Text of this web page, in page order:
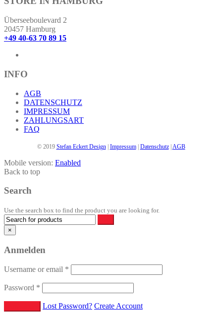
Varianten
auf.
Die
Optionen
werden
Überseeboulevard 2
20457 Hamburg
+49 40-63 70 89 15
INFO
AGB
DATENSCHUTZ
IMPRESSUM
ZAHLUNGSART
FAQ
© 2019 Stefan Eckert Design| Impressum| Datenschutz| AGB
Mobile version: Enabled
Back to top
Search
Use the search box to find the product you are looking for.
×
Anmelden
Username or email *
Password *
Lost Password? Create Account